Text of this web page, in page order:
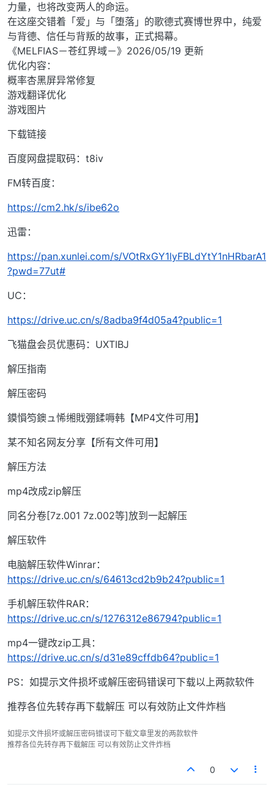
力量，也将改变两人的命运。
在这座交错着「爱」与「堕落」的歌德式赛博世界中，纯爱
与背德、信任与背叛的故事，正式揭幕。
《MELFIAS－苍红界域－》2026/05/19 更新
优化内容：
概率杏黑屏异常修复
游戏翻译优化
游戏图片
下载链接
百度网盘提取码：t8iv
FM转百度：
https://cm2.hk/s/ibe62o
迅雷：
https://pan.xunlei.com/s/VOtRxGY1lyFBLdYtY1nHRbarA1
?pwd=77ut#
UC：
https://drive.uc.cn/s/8adba9f4d05a4?public=1
飞猫盘会员优惠码：UXTIBJ
解压指南
解压密码
鏌愪笉鐭ュ悕缃戝弸鍒嗕韩【MP4文件可用】
某不知名网友分享【所有文件可用】
解压方法
mp4改成zip解压
同名分卷[7z.001 7z.002等]放到一起解压
解压软件
电脑解压软件Winrar：
https://drive.uc.cn/s/64613cd2b9b24?public=1
手机解压软件RAR：
https://drive.uc.cn/s/1276312e86794?public=1
mp4一键改zip工具：
https://drive.uc.cn/s/d31e89cffdb64?public=1
PS：如提示文件损坏或解压密码错误可下载以上两款软件
推荐各位先转存再下载解压 可以有效防止文件炸档
如提示文件损坏或解压密码错误可下载文章里发的两款软件
推荐各位先转存再下载解压 可以有效防止文件炸档
0